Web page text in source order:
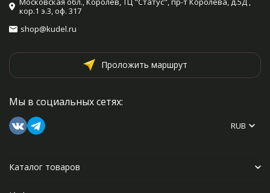
кор.1 э.3, оф. 317
shop@kudel.ru
Проложить маршрут
Мы в социальных сетях:
RUB
Каталог товаров